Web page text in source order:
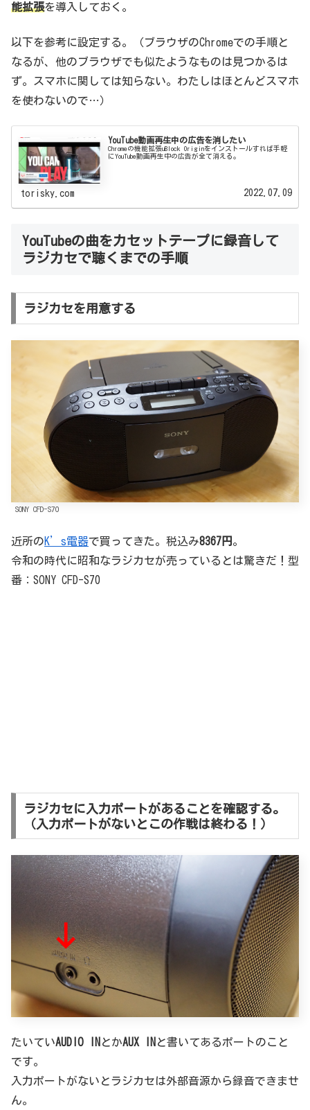
能拡張を導入しておく。
以下を参考に設定する。（ブラウザのChromeでの手順と
なるが、他のブラウザでも似たようなものは見つかるは
ず。スマホに関しては知らない。わたしはほとんどスマホ
を使わないので…）
YouTube動画再生中の広告を消したい
Chromeの機能拡張uBlock Originをインストールすれば手軽
にYouTube動画再生中の広告が全て消える。
torisky.com 2022.07.09
YouTubeの曲をカセットテープに録音して
ラジカセで聴くまでの手順
ラジカセを用意する
SONY CFD-S70
近所のK’s電器で買ってきた。税込み8367円 。
令和の時代に昭和なラジカセが売っているとは驚きだ！型
番：SONY CFD-S70
ラジカセに入力ポートがあることを確認する。
（入力ポートがないとこの作戦は終わる！）
たいていAUDIO IN とかAUX IN と書いてあるポートのこと
です。
入力ポートがないとラジカセは外部音源から録音できませ
ん。